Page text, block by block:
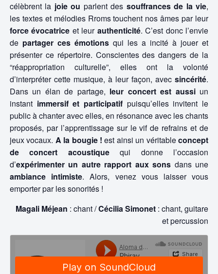
célèbrent la joie ou parlent des souffrances de la vie,
les textes et mélodies Rroms touchent nos âmes par leur
force évocatrice et leur authenticité. C’est donc l’envie
de partager ces émotions qui les a incité à jouer et
présenter ce répertoire. Conscientes des dangers de la
“réappropriation culturelle”, elles ont la volonté
d’interpréter cette musique, à leur façon, avec sincérité.
Dans un élan de partage, leur concert est aussiun
instant immersif et participatif puisqu’elles invitent le
public à chanter avec elles, en résonance avec les chants
proposés, par l’apprentissage sur le vif de refrains et de
jeux vocaux. A la bougie ! est ainsi un véritableconcept
de concert acoustiquequi donne l’occasion
d’expérimenter un autre rapport aux sons dans une
ambiance intimiste. Alors, venez vous laisser vous
emporter par les sonorités !
Magali Méjean : chant /Cécilia Simonet : chant, guitare
et percussion